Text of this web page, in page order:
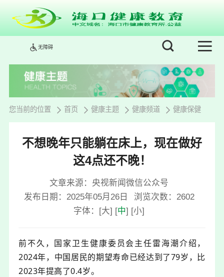
无障碍
您当前的位置 首页 健康主题 健康频道 健康保健
不想晚年只能躺在床上，现在做好
这4点还不晚！
文章来源：央视新闻微信公众号
发布日期：2025年05月26日
浏览次数： 2602
字体： [大] [中] [小]
前不久，国家卫生健康委员会主任雷海潮介绍，
2024年，中国居民的期望寿命已经达到了79岁，比
2023年提高了0.4岁。